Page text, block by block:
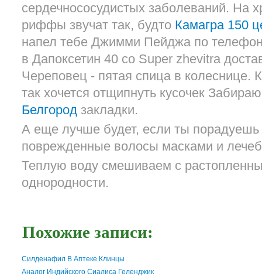
сердечнососудистых заболеваний. На
риффы звучат так, будто Камагра 150
напел тебе Джимми Пейджа по
в Дапоксетин 40 со Super zhevitra
Череповец - пятая спица в колеснице.
так хочется отщипнуть кусочек
Белгород закладки.
А еще лучше будет, если ты порадуешь
поврежденные волосы масками и
Теплую воду смешиваем с
однородности.
Похожие записи:
Силденафил В Аптеке Клинцы
Аналог Индийского Сиалиса Геленджик